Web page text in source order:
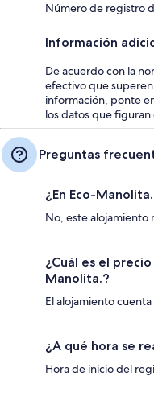
Número de registro
Información
De acuerdo con la
efectivo que superen
información, ponte
los datos que figuran
Preguntas
¿En Eco-
No, este alojamiento
¿Cuál es el
Manolita.?
El alojamiento
¿A qué hora se
Hora de inicio del